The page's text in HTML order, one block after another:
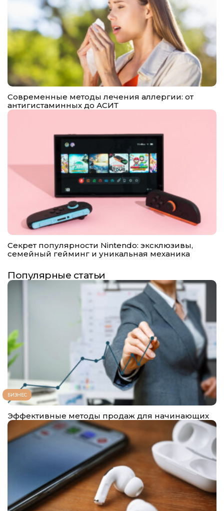
Современные методы лечения аллергии: от
антигистаминных до АСИТ
Секрет популярности Nintendo: эксклюзивы,
семейный гейминг и уникальная механика
Популярные статьи
БИЗНЕС
Эффективные методы продаж для начинающих